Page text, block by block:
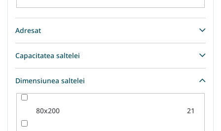
Adresat
Capacitatea saltelei
Dimensiunea saltelei
80x200 21